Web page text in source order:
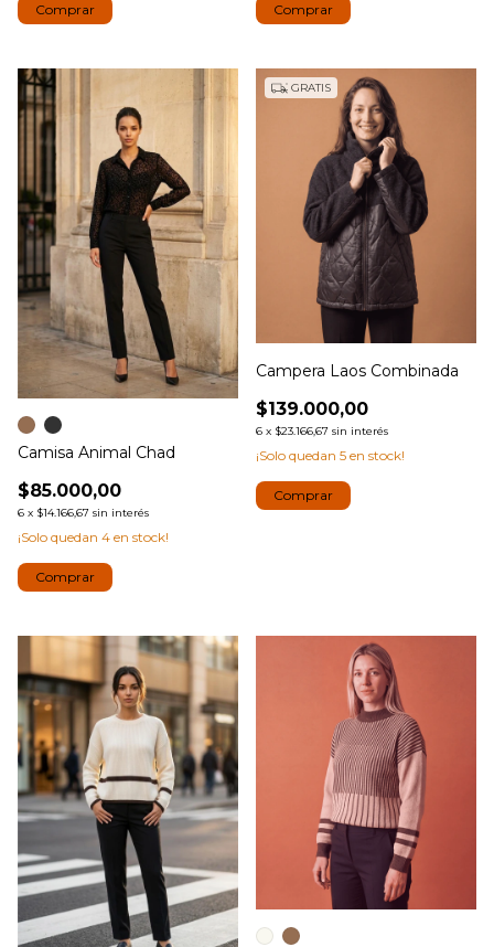
Comprar Comprar
Camisa Animal Chad
$85.000,00
6 x $14.166,67 sin interés
¡Solo quedan 4 en stock!
Comprar
GRATIS
Campera Laos Combinada
$139.000,00
6 x $23.166,67 sin interés
¡Solo quedan 5 en stock!
Comprar